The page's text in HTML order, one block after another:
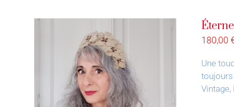
180,00
Une
toujours